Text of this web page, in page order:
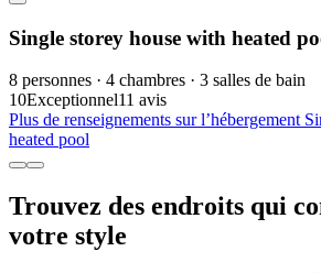
Single storey house with heated
8 personnes · 4 chambres · 3 salles de bain
10Exceptionnel11 avis
Plus de renseignements sur l’hébergement
heated pool
Trouvez des endroits qui
votre style